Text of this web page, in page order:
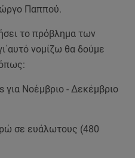
Παππού.
το πρόβλημα των
νομίζω θα δούμε
Νοέμβριο - Δεκέμβριο
σε ευάλωτους (480